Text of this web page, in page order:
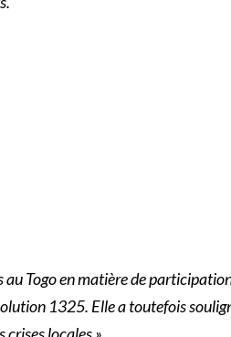
Togo en matière de
1325. Elle a toutefois